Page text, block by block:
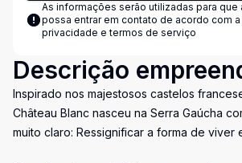
As informações serão utilizadas para que
possa entrar em contato de acordo com a
privacidade e termos de serviço
Descrição
Inspirado nos majestosos castelos
Château Blanc nasceu na Serra Gaúcha
muito claro: Ressignificar a forma de viver